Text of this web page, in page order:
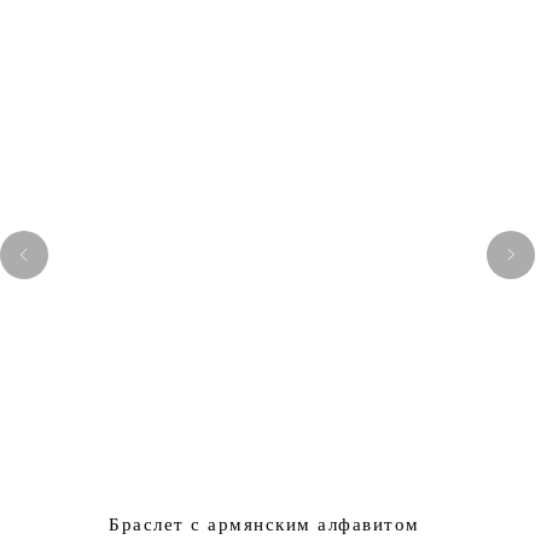
Браслет с армянским алфавитом